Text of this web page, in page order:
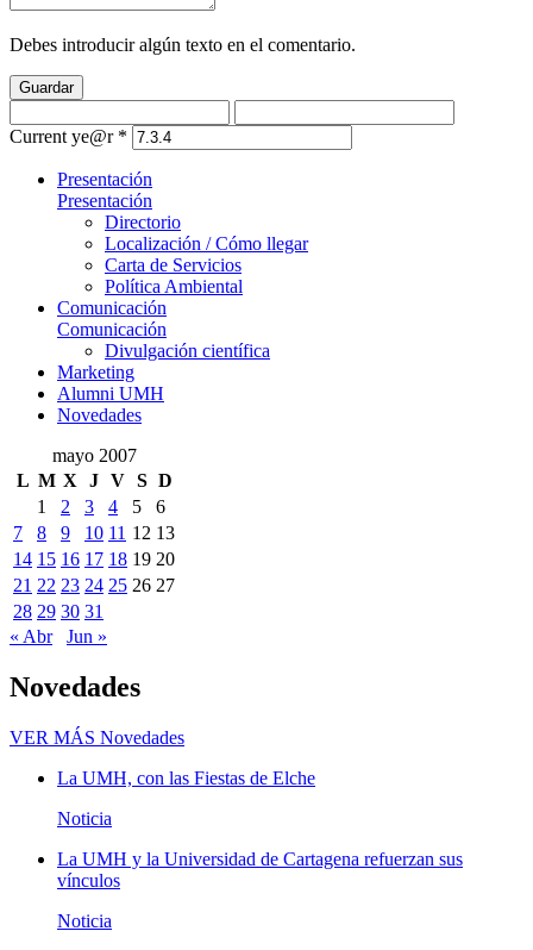
Debes introducir algún texto en el comentario.
Guardar
Current ye@r *
Presentación
Presentación
Directorio
Localización / Cómo llegar
Carta de Servicios
Política Ambiental
Comunicación
Comunicación
Divulgación científica
Marketing
Alumni UMH
Novedades
mayo 2007
L M X J V S D
1
2 3 4 5
6
7
8 9 10 11 12 13
14 15 16 17 18 19 20
21 22 23 24 25 26 27
28 29 30 31
« Abr
Jun »
Novedades
VER MÁS Novedades
La UMH, con las Fiestas de Elche
Noticia
La UMH y la Universidad de Cartagena refuerzan sus
vínculos
Noticia